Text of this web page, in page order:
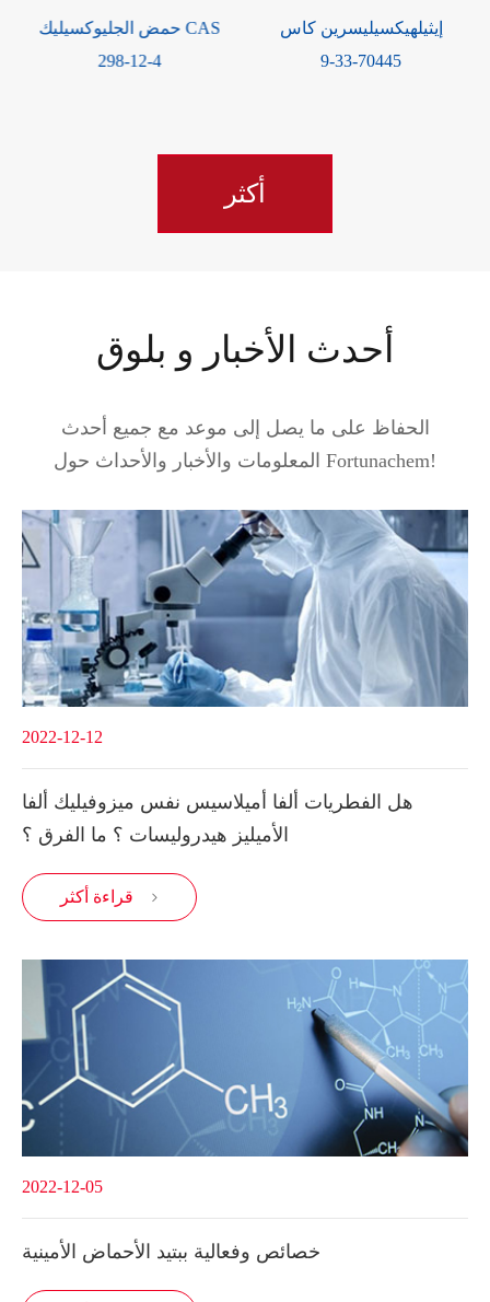
إيثيلهيكسيليسرين كاس
70445-33-9
الآيزوبروبيل بالميتات كاس
142-91-6
أكثر
أحدث الأخبار و بلوق
الحفاظ على ما يصل إلى موعد مع جميع أحدث
المعلومات والأخبار والأحداث حول Fortunachem!
2022-12-12
هل الفطريات ألفا أميلاسيس نفس ميزوفيليك ألفا
الأميليز هيدروليسات ؟ ما الفرق ؟
قراءة أكثر 
2022-12-05
خصائص وفعالية ببتيد الأحماض الأمينية